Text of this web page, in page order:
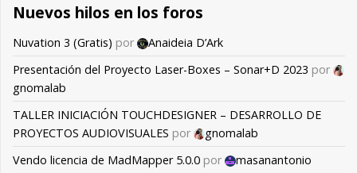
Nuevos hilos en los foros
Nuvation 3 (Gratis) por
Anaideia D’Ark
Presentación del Proyecto Laser-Boxes – Sonar+D 2023 por
gnomalab
TALLER INICIACIÓN TOUCHDESIGNER – DESARROLLO DE
PROYECTOS AUDIOVISUALES por
gnomalab
Vendo licencia de MadMapper 5.0.0 por
masanantonio